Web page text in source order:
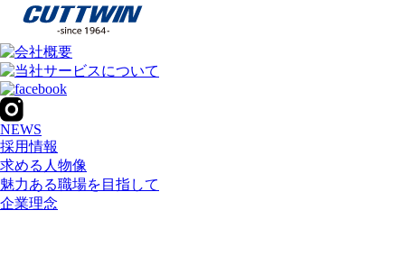
NEWS
採用情報
求める人物像
魅力ある職場を目指して
企業理念